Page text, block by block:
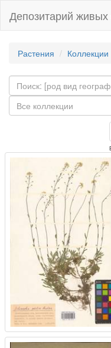
Депозитарий живых
Растения Коллекции
Все коллекции